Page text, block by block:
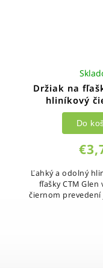
Držiak na
hliníkový
Do
Ľahký a odolný
fľašky CTM
čiernom